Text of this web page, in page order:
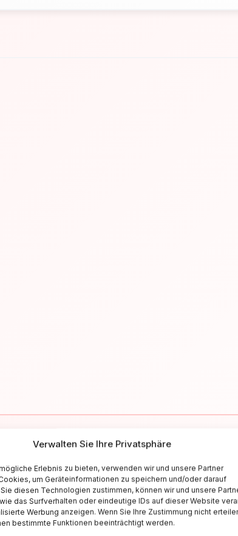
Verwalten Sie Ihre Privatsphäre
Erlebnis zu bieten, verwenden wir und unsere Partner
um Geräteinformationen zu speichern und/oder darauf
diesen Technologien zustimmen, können wir und unsere
das Surfverhalten oder eindeutige IDs auf dieser Website
Werbung anzeigen. Wenn Sie Ihre Zustimmung nicht
bestimmte Funktionen beeinträchtigt werden.
Resta aggiornato sull'Italia
newsletter per ricevere guide di viaggio, offerte
ispirazioni settimanali